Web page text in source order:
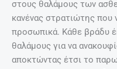
στους θαλάμους των
κανένας στρατιώτης που
προσωπικά. Κάθε βράδυ
θαλάμους για να
αποκτώντας έτσι το